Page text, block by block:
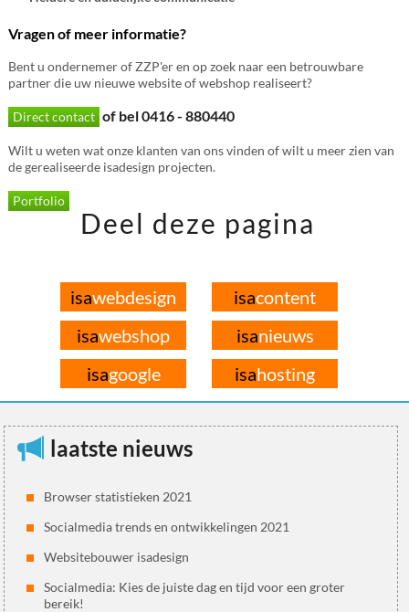
Vragen of meer informatie?
Bent u ondernemer of ZZP'er en op zoek naar een betrouwbare
partner die uw nieuwe website of webshop realiseert?
Direct contact of bel 0416 - 880440
Wilt u weten wat onze klanten van ons vinden of wilt u meer zien van
de gerealiseerde isadesign projecten.
Portfolio
Deel deze pagina
isawebdesign isacontent
isawebshop isanieuws
isagoogle isahosting
laatste nieuws
Browser statistieken 2021
Socialmedia trends en ontwikkelingen 2021
Websitebouwer isadesign
Socialmedia: Kies de juiste dag en tijd voor een groter
bereik!